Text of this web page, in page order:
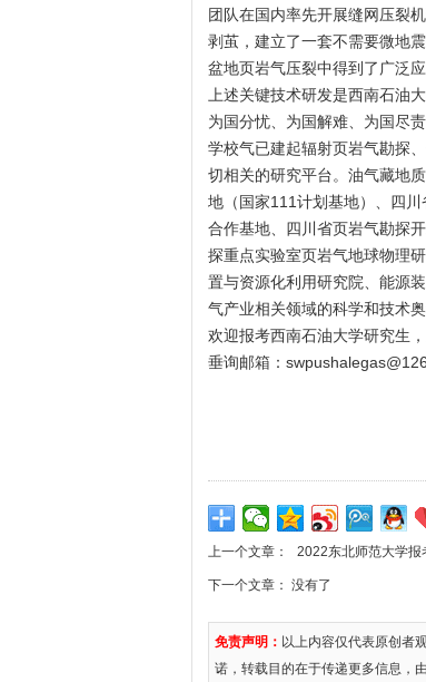
团队在国内率先开展缝网压裂
剥茧，建立了一套不需要微地
盆地页岩气压裂中得到了广泛应
上述关键技术研发是西南石油
为国分忧、为国解难、为国尽
学校气已建起辐射页岩气勘探
切相关的研究平台。油气藏地
地（国家111计划基地）、四
合作基地、四川省页岩气勘探
探重点实验室页岩气地球物理
置与资源化利用研究院、能源
气产业相关领域的科学和技术
欢迎报考西南石油大学研究生
垂询邮箱：
上一个文章： 2022东北师范大学报
下一个文章： 没有了
免责声明： 以上内容仅代表原创者
诺，转载目的在于传递更多信息，